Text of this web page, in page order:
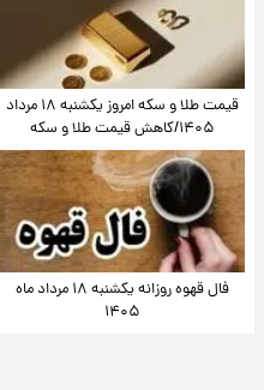
قیمت طلا و سکه امروز یکشنبه ۱۸ مرداد
۱۴۰۵/کاهش قیمت طلا و سکه
فال قهوه روزانه یکشنبه ۱۸ مرداد ماه
۱۴۰۵